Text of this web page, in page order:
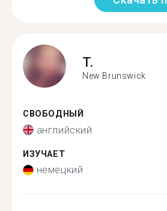
T.
New Brunswick
СВОБОДНЫЙ
английский
ИЗУЧАЕТ
немецкий